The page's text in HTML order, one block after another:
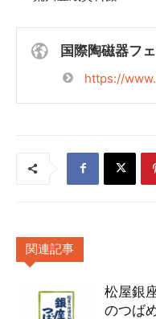
国際陶磁器フ
https://
関連記事
松屋銀
のつば